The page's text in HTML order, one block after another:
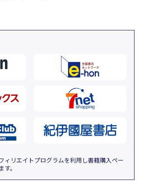
ィリエイトプログラムを利用し書籍購入ペー
。